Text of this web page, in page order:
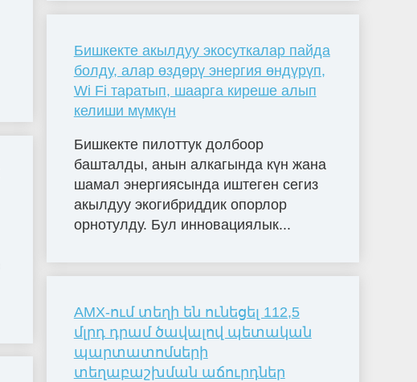
Бишкекте акылдуу экосуткалар пайда
болду, алар өздөрү энергия өндүрүп,
Wi Fi таратып, шаарга киреше алып
келиши мүмкүн
Бишкекте пилоттук долбоор
башталды, анын алкагында күн жана
шамал энергиясында иштеген сегиз
акылдуу экогибриддик опорлор
орнотулду. Бул инновациялык...
AMX-ում տեղի են ունեցել 112,5
մլրդ դրամ ծավալով պետական
պարտատոմսերի
տեղաբաշխման աճուրդներ